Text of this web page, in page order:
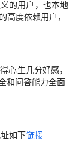
的用户，也本地
度依赖用户，
心生几分好感，
和问答能力全面
如下链接